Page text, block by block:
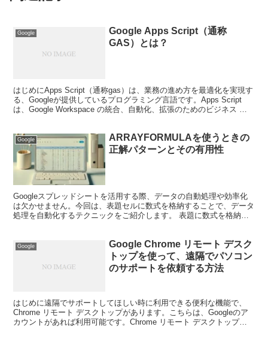
Google
Google Apps Script（通称
GAS）とは？
はじめにApps Script（通称gas）は、業務の進め方を最適化を実現す
る、Googleが提供しているプログラミング言語です。Apps Script
は、Google Workspace の統合、自動化、拡張のためのビジネス ソ
Google
ARRAYFORMULAを使うときの
正解パターンとその有用性
Googleスプレッドシートを活用する際、データの自動処理や効率化
は欠かせません。今回は、表題セルに数式を格納することで、データ
処理を自動化するテクニックをご紹介します。 表題に数式を格納す
Google
Google Chrome リモート デスク
トップを使って、遠隔でパソコン
のサポートを依頼する方法
はじめに遠隔でサポートしてほしい時に利用できる便利な機能で、
Chrome リモート デスクトップがあります。こちらは、Googleのア
カウントがあれば利用可能です。Chrome リモート デスクトップを